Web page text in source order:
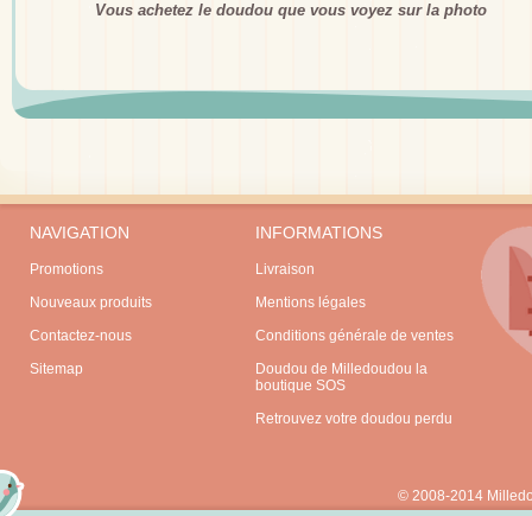
Vous achetez le doudou que vous voyez sur la photo
NAVIGATION
Promotions
Nouveaux produits
Contactez-nous
Sitemap
INFORMATIONS
Livraison
Mentions légales
Conditions générale de ventes
Doudou de Milledoudou la
boutique SOS
Retrouvez votre doudou perdu
© 2008-2014